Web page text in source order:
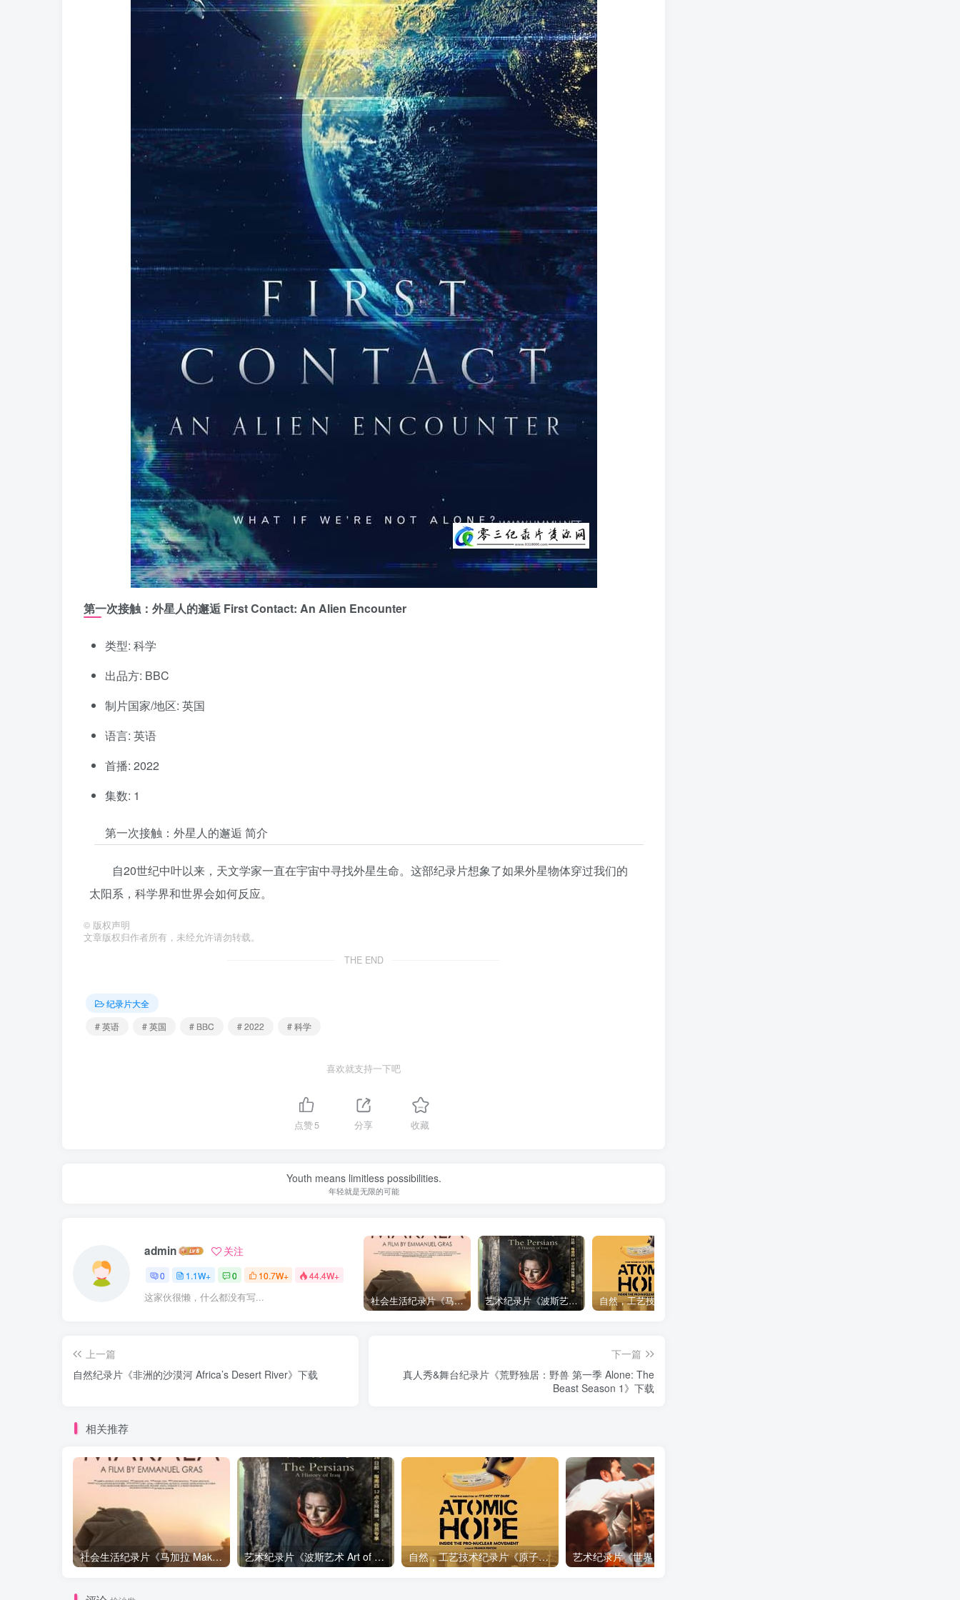
第一次接触：外星人的邂逅 First Contact: An Alien Encounter
类型: 科学
出品方: BBC
制片国家/地区: 英国
语言: 英语
首播: 2022
集数: 1
第一次接触：外星人的邂逅 简介
自20世纪中叶以来，天文学家一直在宇宙中寻找外星生命。这部纪录片想象了如果外星物体穿过我们的
太阳系，科学界和世界会如何反应。
© 版权声明
文章版权归作者所有，未经允许请勿转载。
THE END
纪录片大全
# 英语
# 英国 # BBC # 2022 # 科学
喜欢就支持一下吧
点赞5 分享 收藏
Youth means limitless possibilities.
年轻就是无限的可能
admin 关注
0 1.1W+ 0 10.7W+ 44.4W+
这家伙很懒，什么都没有写... 社会生活纪录片《马加拉 Makala》下载 艺术纪录片《波斯艺术 Art of Persia》下载
上一篇
自然纪录片《非洲的沙漠河 Africa’s Desert River》下载
下一篇
真人秀&舞台纪录片《荒野独居：野兽 第一季 Alone: The
Beast Season 1》下载
相关推荐
社会生活纪录片《马加拉 Makala》下载 艺术纪录片《波斯艺术 Art of Persia》下载 自然，工艺技术纪录片《原子能的希望 Atomic Hope – Inside the Pro-Nuclear Movement》下载